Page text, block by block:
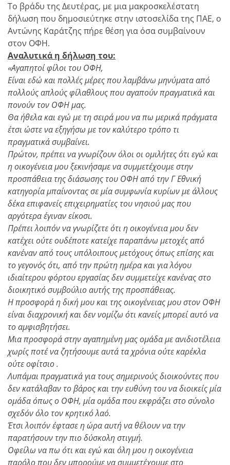
Το βράδυ της Δευτέρας, με μια μακροσκελέστατη
δήλωση που δημοσιεύτηκε στην ιστοσελίδα της ΠΑΕ, ο
Αντώνης Καράτζης πήρε θέση για όσα συμβαίνουν
στον ΟΦΗ.
Αναλυτικά η δήλωση του:
«Αγαπητοί φίλοι του ΟΦΗ,
Είναι εδώ και πολλές μέρες που λαμβάνω μηνύματα από
πολλούς απλούς φίλαθλους που αγαπούν πραγματικά και
πονούν τον ΟΦΗ μας.
Θα ήθελα και εγώ με τη σειρά μου να πω μερικά πράγματα
έτσι ώστε να εξηγήσω με τον καλύτερο τρόπο τι
πραγματικά συμβαίνει.
Πρώτον, πρέπει να γνωρίζουν όλοι οι ομιλήτες ότι εγώ και
η οικογένεια μου ξεκινήσαμε να συμμετέχουμε στην
προσπάθεια της διάσωσης του ΟΦΗ από την Γ Εθνική
κατηγορία μπαίνοντας σε μία συμφωνία κυρίων με άλλους
δέκα επιφανείς επιχειρηματίες του νησιού μας που
αργότερα έγιναν είκοσι.
Πρέπει λοιπόν να γνωρίζετε ότι η οικογένεια μου δεν
κατέχει ούτε ουδέποτε κατείχε παραπάνω μετοχές από
κανέναν από τους υπόλοιπους μετόχους όπως επίσης και
το γεγονός ότι, από την πρώτη ημέρα και για λόγου
ιδιαίτερου φόρτου εργασίας δεν συμμετείχε κανένας στο
διοικητικό συμβούλιο αυτής της προσπάθειας.
Η προσφορά η δική μου και της οικογένειας μου στον ΟΦΗ
είναι διαχρονική και δεν νομίζω ότι κανείς μπορεί αυτό να
το αμφισβητήσει.
Μια προσφορά στην αγαπημένη μας ομάδα με ανιδιοτέλεια
χωρίς ποτέ να ζητήσουμε αυτά τα χρόνια ούτε καρέκλα
ούτε οφίτσιο .
Λυπάμαι πραγματικά για τους σημερινούς διοικούντες που
δεν κατάλαβαν το βάρος και την ευθύνη του να διοικείς μία
ομάδα όπως ο ΟΦΗ, μία ομάδα που εκφράζει στο σύνολο
σχεδόν όλο τον κρητικό λαό.
Έτσι λοιπόν έφτασε η ώρα αυτή να θέλουν να την
παρατήσουν την πιο δύσκολη στιγμή.
Οφείλω να πω ότι και εγώ και όλη μου η οικογένεια
παρόλο που δεν μπορούμε να συμμετέχουμε στο